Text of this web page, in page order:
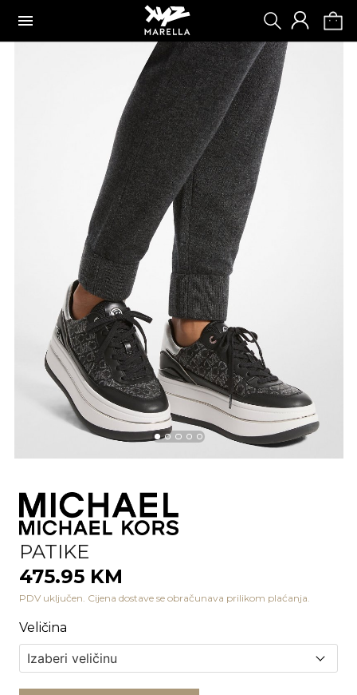
PATIKE
475.95 KM
PDV uključen. Cijena dostave se obračunava prilikom plaćanja.
Veličina